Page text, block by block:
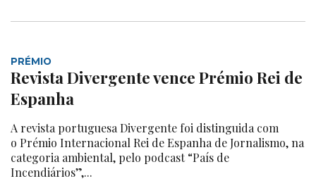
PRÉMIO
Revista Divergente vence Prémio Rei de
Espanha
A revista portuguesa Divergente foi distinguida com
o Prémio Internacional Rei de Espanha de Jornalismo, na
categoria ambiental, pelo podcast “País de
Incendiários”,...